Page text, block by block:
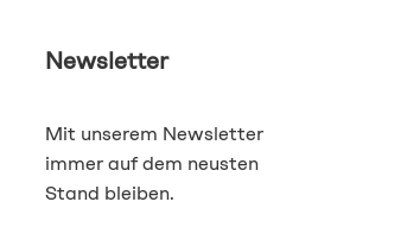
Newsletter
Mit unserem Newsletter
immer auf dem neusten
Stand bleiben.